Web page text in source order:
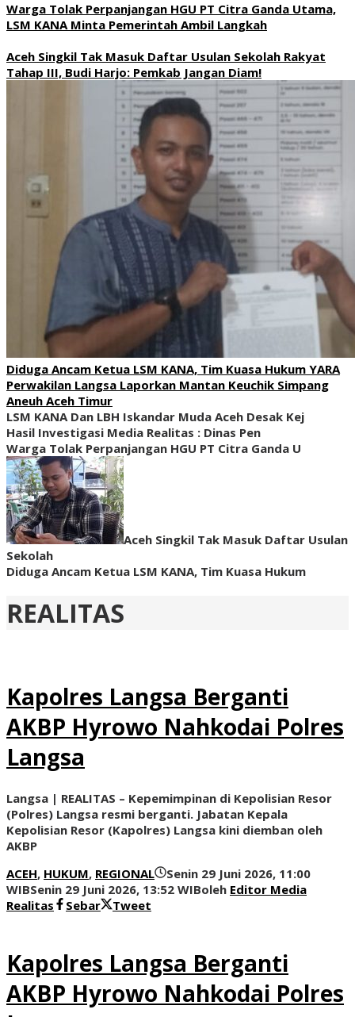
Warga Tolak Perpanjangan HGU PT Citra Ganda Utama,
LSM KANA Minta Pemerintah Ambil Langkah
Aceh Singkil Tak Masuk Daftar Usulan Sekolah Rakyat
Tahap III, Budi Harjo: Pemkab Jangan Diam!
Diduga Ancam Ketua LSM KANA, Tim Kuasa Hukum YARA
Perwakilan Langsa Laporkan Mantan Keuchik Simpang
Aneuh Aceh Timur
LSM KANA Dan LBH Iskandar Muda Aceh Desak Kej
Hasil Investigasi Media Realitas : ‎Dinas Pen
Warga Tolak Perpanjangan HGU PT Citra Ganda U
Aceh Singkil Tak Masuk Daftar Usulan
Sekolah
Diduga Ancam Ketua LSM KANA, Tim Kuasa Hukum
REALITAS
Kapolres Langsa Berganti
AKBP Hyrowo Nahkodai Polres
Langsa
Langsa | REALITAS – Kepemimpinan di Kepolisian Resor
(Polres) Langsa resmi berganti. Jabatan Kepala
Kepolisian Resor (Kapolres) Langsa kini diemban oleh
AKBP
ACEH, HUKUM, REGIONAL
Senin 29 Juni 2026, 11:00
WIBSenin 29 Juni 2026, 13:52 WIBoleh Editor Media
Realitas
Sebar Tweet
Kapolres Langsa Berganti
AKBP Hyrowo Nahkodai Polres